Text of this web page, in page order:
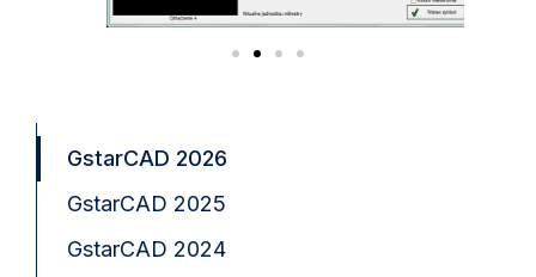
GstarCAD 2026
GstarCAD 2025
GstarCAD 2024